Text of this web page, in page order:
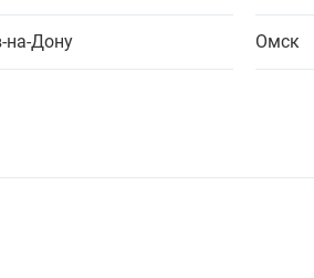
на-Дону Омск